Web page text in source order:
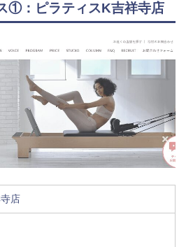
①：ピラティスK吉祥寺店
店